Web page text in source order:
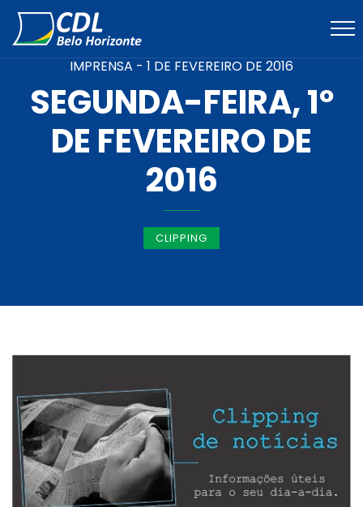
IMPRENSA - 1 DE FEVEREIRO DE 2016
SEGUNDA-FEIRA, 1º
DE FEVEREIRO DE
2016
CLIPPING